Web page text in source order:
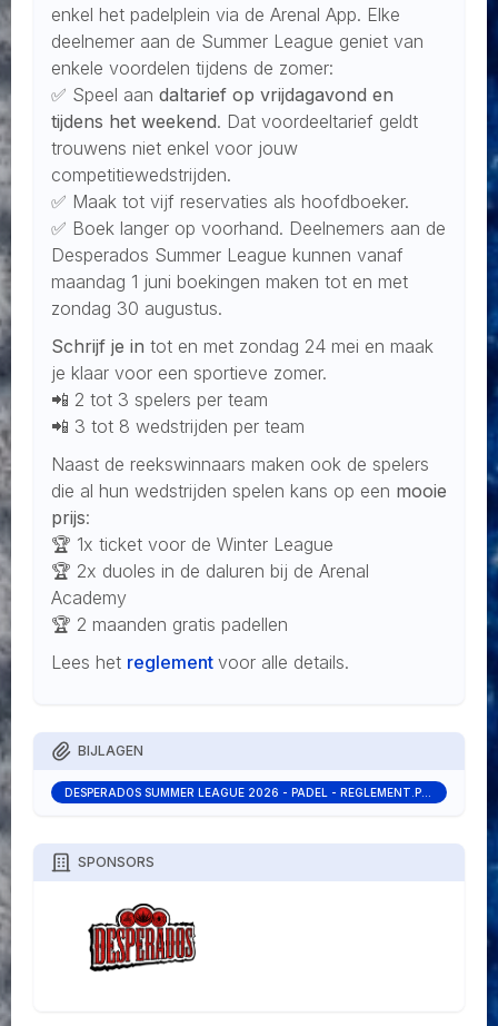
enkel het padelplein via de Arenal App. Elke
deelnemer aan de Summer League geniet van
enkele voordelen tijdens de zomer:
✅ Speel aan daltarief op vrijdagavond en
tijdens het weekend. Dat voordeeltarief geldt
trouwens niet enkel voor jouw
competitiewedstrijden.
✅ Maak tot vijf reservaties als hoofdboeker.
✅ Boek langer op voorhand. Deelnemers aan de
Desperados Summer League kunnen vanaf
maandag 1 juni boekingen maken tot en met
zondag 30 augustus.
Schrijf je in tot en met zondag 24 mei en maak
je klaar voor een sportieve zomer.
📲 2 tot 3 spelers per team
📲 3 tot 8 wedstrijden per team
Naast de reekswinnaars maken ook de spelers
die al hun wedstrijden spelen kans op een mooie
prijs:
🏆 1x ticket voor de Winter League
🏆 2x duoles in de daluren bij de Arenal
Academy
🏆 2 maanden gratis padellen
Lees het reglement voor alle details.
BIJLAGEN
SPONSORS